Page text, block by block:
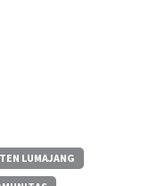
LUMAJANG